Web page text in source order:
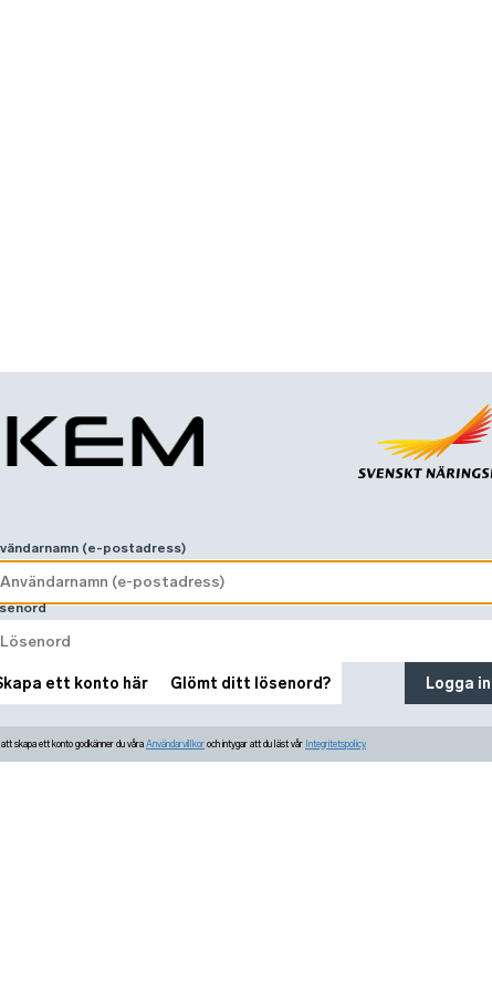
(e-postadress)
ett konto här Glömt ditt lösenord? Logga in
skapa ett konto godkänner du våra Användarvillkor och intygar att du läst vår Integritetspolicy.